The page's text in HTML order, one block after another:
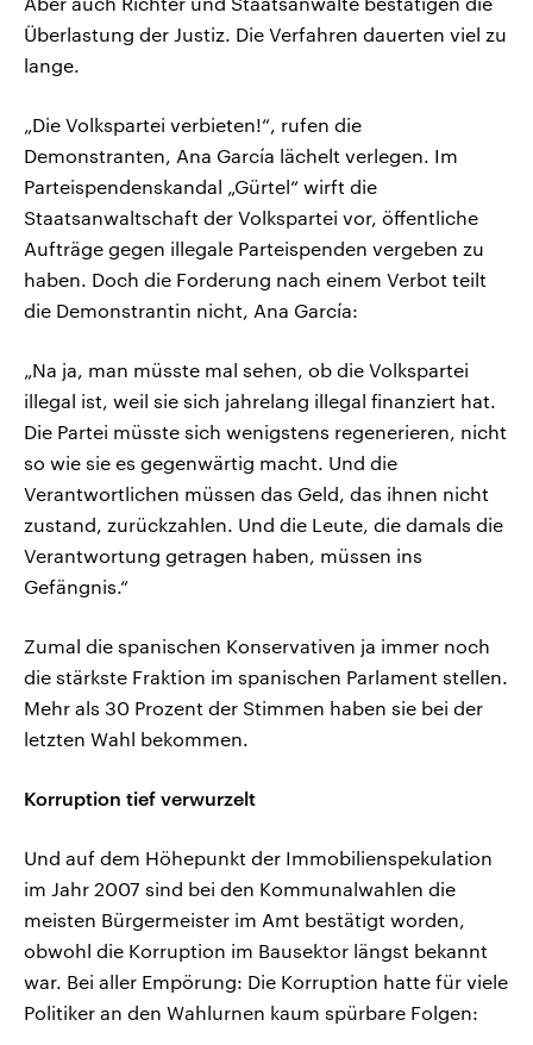
Überlastung der Justiz. Die Verfahren dauerten viel zu
lange.
„Die Volkspartei verbieten!“, rufen die
Demonstranten, Ana García lächelt verlegen. Im
Parteispendenskandal „Gürtel“ wirft die
Staatsanwaltschaft der Volkspartei vor, öffentliche
Aufträge gegen illegale Parteispenden vergeben zu
haben. Doch die Forderung nach einem Verbot teilt
die Demonstrantin nicht, Ana García:
„Na ja, man müsste mal sehen, ob die Volkspartei
illegal ist, weil sie sich jahrelang illegal finanziert hat.
Die Partei müsste sich wenigstens regenerieren, nicht
so wie sie es gegenwärtig macht. Und die
Verantwortlichen müssen das Geld, das ihnen nicht
zustand, zurückzahlen. Und die Leute, die damals die
Verantwortung getragen haben, müssen ins
Gefängnis.“
Zumal die spanischen Konservativen ja immer noch
die stärkste Fraktion im spanischen Parlament stellen.
Mehr als 30 Prozent der Stimmen haben sie bei der
letzten Wahl bekommen.
Korruption tief verwurzelt
Und auf dem Höhepunkt der Immobilienspekulation
im Jahr 2007 sind bei den Kommunalwahlen die
meisten Bürgermeister im Amt bestätigt worden,
obwohl die Korruption im Bausektor längst bekannt
war. Bei aller Empörung: Die Korruption hatte für viele
Politiker an den Wahlurnen kaum spürbare Folgen: